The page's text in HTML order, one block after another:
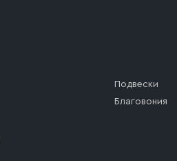
Подвески
Благовония